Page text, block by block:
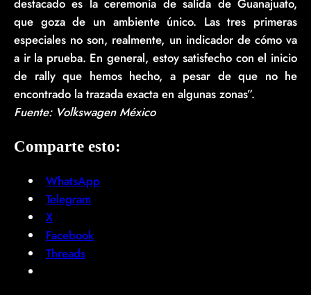
destacado es la ceremonia de salida de Guanajuato,
que goza de un ambiente único. Las tres primeras
especiales no son, realmente, un indicador de cómo va
a ir la prueba. En general, estoy satisfecho con el inicio
de rally que hemos hecho, a pesar de que no he
encontrado la trazada exacta en algunas zonas”.
Fuente: Volkswagen México
Comparte esto:
WhatsApp
Telegram
X
Facebook
Threads